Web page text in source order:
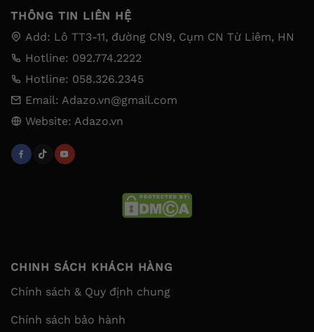
THÔNG TIN LIÊN HỆ
Add: Lô TT3-11, đường CN9, Cụm CN Từ Liêm, HN
Hotline: 092.774.2222
Hotline: 058.326.2345
Email: Adazo.vn@gmail.com
Website: Adazo.vn
CHINH SÁCH KHÁCH HÀNG
Chính sách & Quy định chung
Chính sách bảo hành